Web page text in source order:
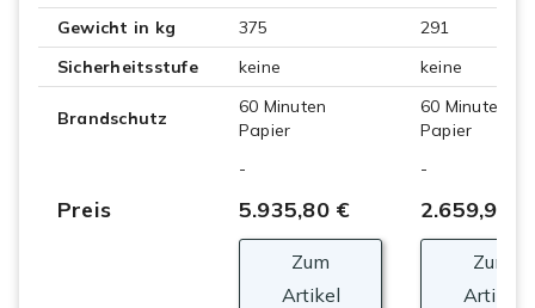
Gewicht in kg 375
291
Sicherheitsstufe
keine keine
Brandschutz
60 Minuten
Papier
60 Minuten
Papier
-
-
Preis 5.935,80 € 2.659,90 €
Zum
Artikel
Zum
Artikel